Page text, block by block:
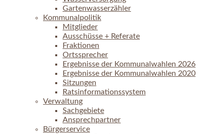
Gartenwasserzähler
Kommunalpolitik
Mitglieder
Ausschüsse + Referate
Fraktionen
Ortssprecher
Ergebnisse der Kommunalwahlen 2026
Ergebnisse der Kommunalwahlen 2020
Sitzungen
Ratsinformationssystem
Verwaltung
Sachgebiete
Ansprechpartner
Bürgerservice